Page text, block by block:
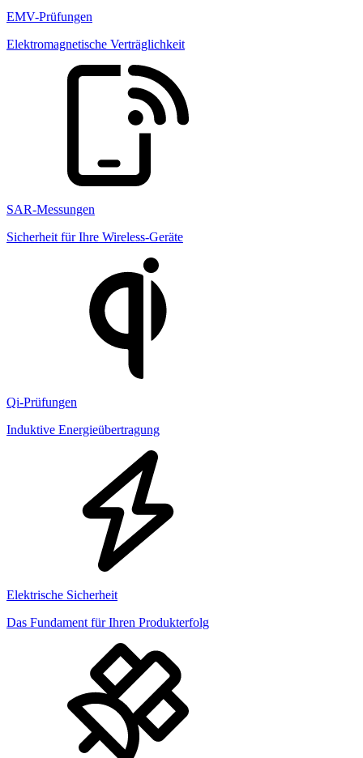
EMV-Prüfungen
Elektromagnetische Verträglichkeit
SAR-Messungen
Sicherheit für Ihre Wireless-Geräte
Qi-Prüfungen
Induktive Energieübertragung
Elektrische Sicherheit
Das Fundament für Ihren Produkterfolg